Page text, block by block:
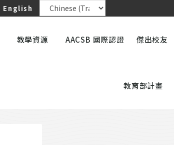
English
教學資源 AACSB 國際認證 傑出校友
教育部計畫